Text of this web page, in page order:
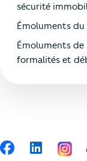
sécurité
Émoluments
Émoluments de
formalités et
Suivez-nous
FacebookLinkedIn